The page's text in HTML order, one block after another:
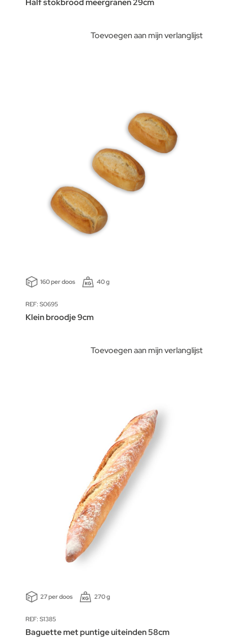
Half stokbrood meergranen 29cm
Toevoegen aan mijn verlanglijst
160 per doos 40 g
REF: S0695
Klein broodje 9cm
Toevoegen aan mijn verlanglijst
27 per doos 270 g
REF: S1385
Baguette met puntige uiteinden 58cm